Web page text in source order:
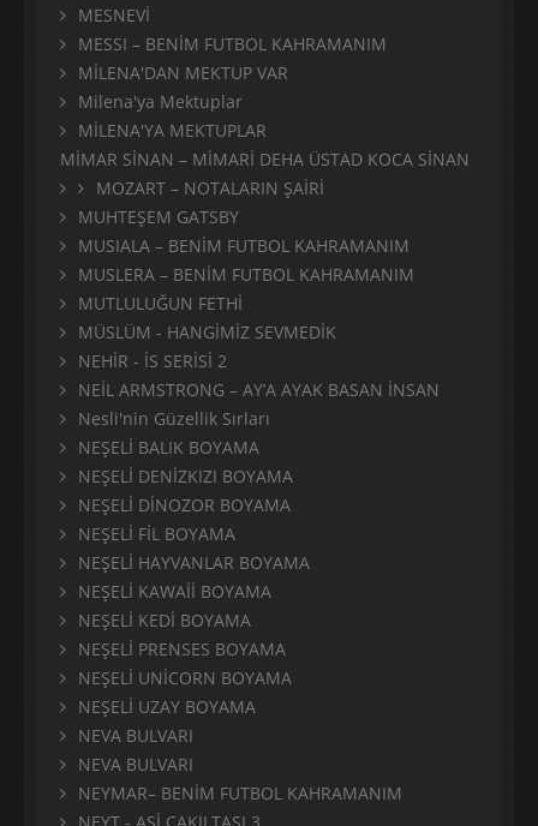
MESNEVİ
MESSI – BENİM FUTBOL KAHRAMANIM
MİLENA'DAN MEKTUP VAR
Milena'ya Mektuplar
MİLENA'YA MEKTUPLAR
MİMAR SİNAN – MİMARİ DEHA ÜSTAD KOCA SİNAN
MOZART – NOTALARIN ŞAİRİ
MUHTEŞEM GATSBY
MUSIALA – BENİM FUTBOL KAHRAMANIM
MUSLERA – BENİM FUTBOL KAHRAMANIM
MUTLULUĞUN FETHİ
MÜSLÜM - HANGİMİZ SEVMEDİK
NEHİR - İS SERİSİ 2
NEİL ARMSTRONG – AY’A AYAK BASAN İNSAN
Nesli'nin Güzellik Sırları
NEŞELİ BALIK BOYAMA
NEŞELİ DENİZKIZI BOYAMA
NEŞELİ DİNOZOR BOYAMA
NEŞELİ FİL BOYAMA
NEŞELİ HAYVANLAR BOYAMA
NEŞELİ KAWAİİ BOYAMA
NEŞELİ KEDİ BOYAMA
NEŞELİ PRENSES BOYAMA
NEŞELİ UNİCORN BOYAMA
NEŞELİ UZAY BOYAMA
NEVA BULVARI
NEVA BULVARI
NEYMAR– BENİM FUTBOL KAHRAMANIM